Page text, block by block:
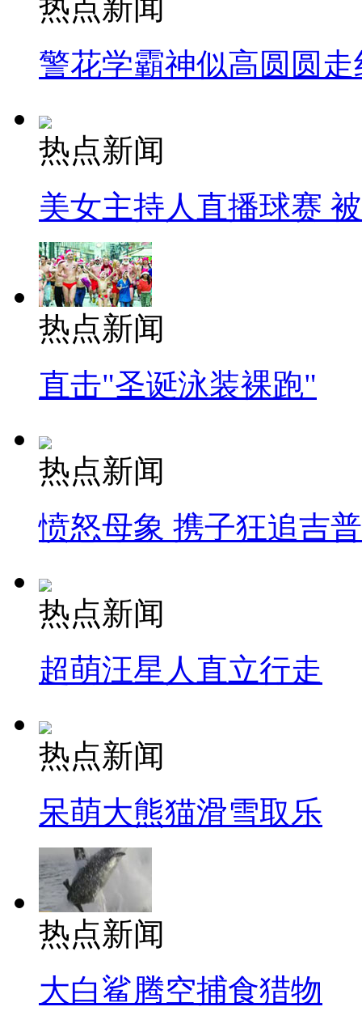
热点新闻
警花学霸神似高圆圆走
热点新闻
美女主持人直播球赛
热点新闻
直击"圣诞泳装裸跑"
热点新闻
愤怒母象 携子狂追吉
热点新闻
超萌汪星人直立行走
热点新闻
呆萌大熊猫滑雪取乐
热点新闻
大白鲨腾空捕食猎物